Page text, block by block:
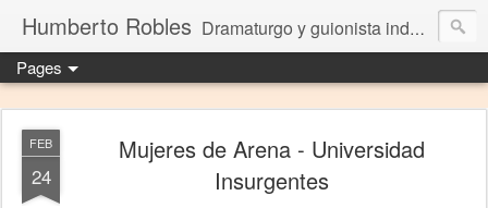
Humberto Robles Dramaturgo y guionista independiente
Pages
FEB
24
Mujeres de Arena - Universidad
Insurgentes